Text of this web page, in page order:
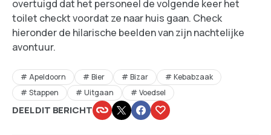
overtuigd dat het personeel de volgende keer het
toilet checkt voordat ze naar huis gaan. Check
hieronder de hilarische beelden van zijn nachtelijke
avontuur.
Apeldoorn Bier Bizar
Kebabzaak
Stappen
Uitgaan Voedsel
DEEL DIT BERICHT